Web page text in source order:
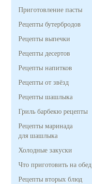
Приготовление пасты
Рецепты бутербродов
Рецепты выпечки
Рецепты десертов
Рецепты напитков
Рецепты от звёзд
Рецепты шашлыка
Гриль барбекю рецепты
Рецепты маринада
для шашлыка
Холодные закуски
Что приготовить на обед
Рецепты вторых блюд